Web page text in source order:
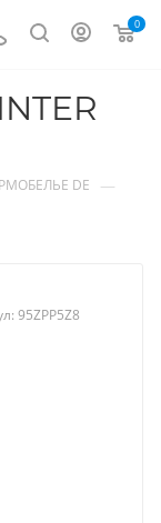
0
DE —
95ZPP5Z8